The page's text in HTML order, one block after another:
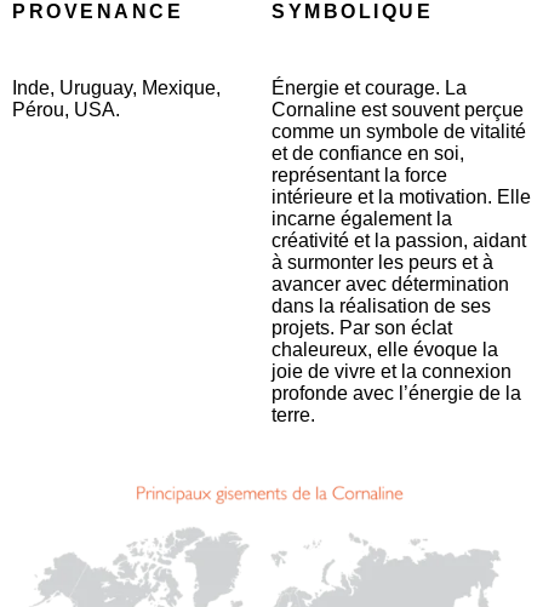
PROVENANCE
Inde, Uruguay, Mexique,
Pérou, USA.
SYMBOLIQUE
Énergie et courage. La
Cornaline est souvent perçue
comme un symbole de vitalité
et de confiance en soi,
représentant la force
intérieure et la motivation. Elle
incarne également la
créativité et la passion, aidant
à surmonter les peurs et à
avancer avec détermination
dans la réalisation de ses
projets. Par son éclat
chaleureux, elle évoque la
joie de vivre et la connexion
profonde avec l’énergie de la
terre.